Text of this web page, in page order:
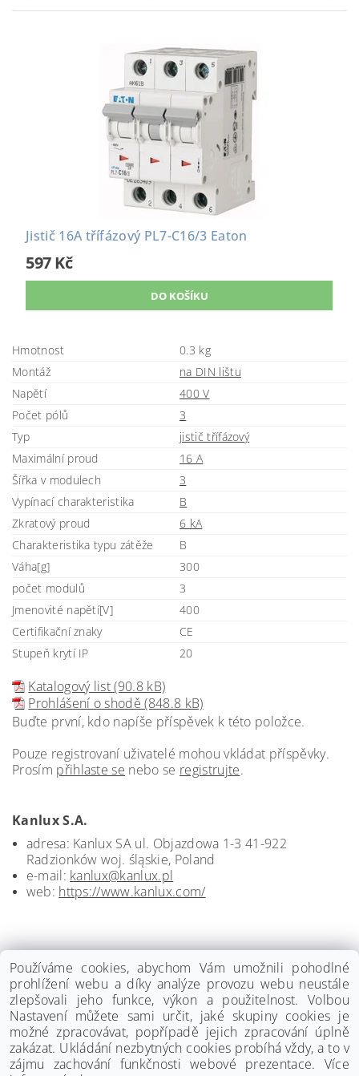
Jistič 16A třífázový PL7-C16/3 Eaton
597 Kč
Hmotnost
0.3 kg
Montáž
na DIN lištu
Napětí
400 V
Počet pólů
3
Typ
jistič třífázový
Maximální proud
16 A
Šířka v modulech
3
Vypínací charakteristika
B
Zkratový proud
6 kA
Charakteristika typu zátěže
B
Váha[g]
300
počet modulů
3
Jmenovité napětí[V]
400
Certifikační znaky
CE
Stupeň krytí IP
20
Katalogový list (90.8 kB)
Prohlášení o shodě (848.8 kB)
Buďte první, kdo napíše příspěvek k této položce.
Pouze registrovaní uživatelé mohou vkládat příspěvky.
Prosím přihlaste se nebo se registrujte.
Kanlux S.A.
adresa: Kanlux SA ul. Objazdowa 1-3 41-922
Radzionków woj. śląskie, Poland
e-mail: kanlux@kanlux.pl
web: https://www.kanlux.com/
Používáme cookies, abychom Vám umožnili pohodlné
prohlížení webu a díky analýze provozu webu neustále
zlepšovali jeho funkce, výkon a použitelnost. Volbou
Nastavení můžete sami určit, jaké skupiny cookies je
možné zpracovávat, popřípadě jejich zpracování úplně
zakázat. Ukládání nezbytných cookies probíhá vždy, a to v
zájmu zachování funkčnosti webové prezentace. Více